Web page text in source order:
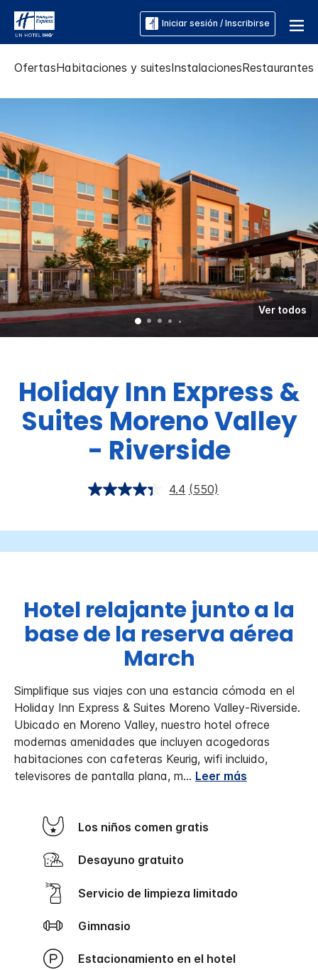
Iniciar sesión / Inscribirse
OfertasHabitaciones y suitesInstalacionesRestaurantes
Ver todos
Holiday Inn Express &
Suites Moreno Valley
- Riverside
4.4 (550)
Hotel relajante junto a la
base de la reserva aérea
March
Simplifique sus viajes con una estancia cómoda en el
Holiday Inn Express & Suites Moreno Valley-Riverside.
Ubicado en Moreno Valley, nuestro hotel ofrece
modernas amenidades que incluyen acogedoras
habitaciones con cafeteras Keurig, wifi incluido,
televisores de pantalla plana, m... Leer más
Los niños comen gratis
Desayuno gratuito
Servicio de limpieza limitado
Gimnasio
Estacionamiento en el hotel